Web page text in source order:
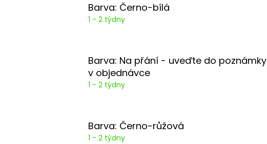
Barva: Černo-bílá
1 - 2 týdny
Barva: Na přání - uveďte do poznámky
v objednávce
1 - 2 týdny
Barva: Černo-růžová
1 - 2 týdny